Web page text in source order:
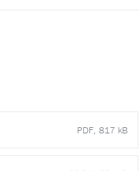
PDF, 817 kB